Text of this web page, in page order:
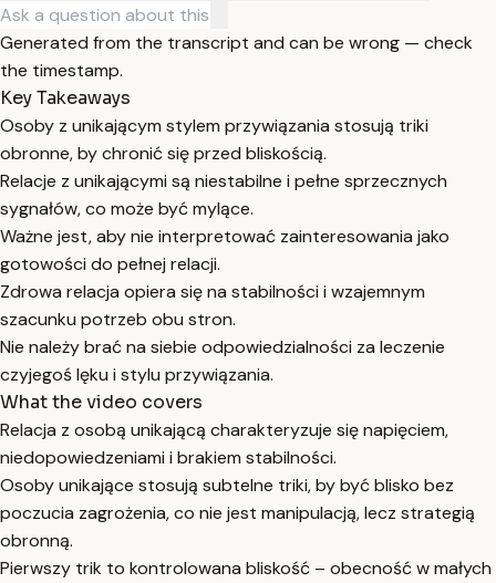
Generated from the transcript and can be wrong — check
the timestamp.
Key Takeaways
Osoby z unikającym stylem przywiązania stosują triki
obronne, by chronić się przed bliskością.
Relacje z unikającymi są niestabilne i pełne sprzecznych
sygnałów, co może być mylące.
Ważne jest, aby nie interpretować zainteresowania jako
gotowości do pełnej relacji.
Zdrowa relacja opiera się na stabilności i wzajemnym
szacunku potrzeb obu stron.
Nie należy brać na siebie odpowiedzialności za leczenie
czyjegoś lęku i stylu przywiązania.
What the video covers
Relacja z osobą unikającą charakteryzuje się napięciem,
niedopowiedzeniami i brakiem stabilności.
Osoby unikające stosują subtelne triki, by być blisko bez
poczucia zagrożenia, co nie jest manipulacją, lecz strategią
obronną.
Pierwszy trik to kontrolowana bliskość – obecność w małych